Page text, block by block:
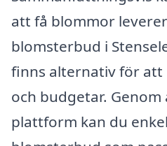
att få blommor
blomsterbud i
finns alternativ för att
och budgetar.
plattform kan du